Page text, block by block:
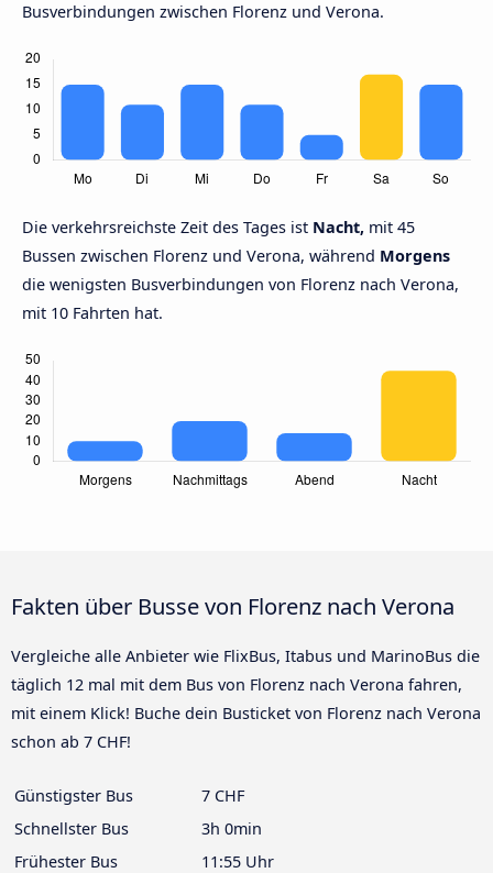
Busverbindungen zwischen Florenz und Verona.
Die verkehrsreichste Zeit des Tages ist Nacht, mit 45
Bussen zwischen Florenz und Verona, während Morgens
die wenigsten Busverbindungen von Florenz nach Verona,
mit 10 Fahrten hat.
Fakten über Busse von Florenz nach Verona
Vergleiche alle Anbieter wie FlixBus, Itabus und MarinoBus die
täglich 12 mal mit dem Bus von Florenz nach Verona fahren,
mit einem Klick! Buche dein Busticket von Florenz nach Verona
schon ab 7 CHF!
Günstigster Bus
7 CHF
Schnellster Bus
3h 0min
Frühester Bus
11:55 Uhr